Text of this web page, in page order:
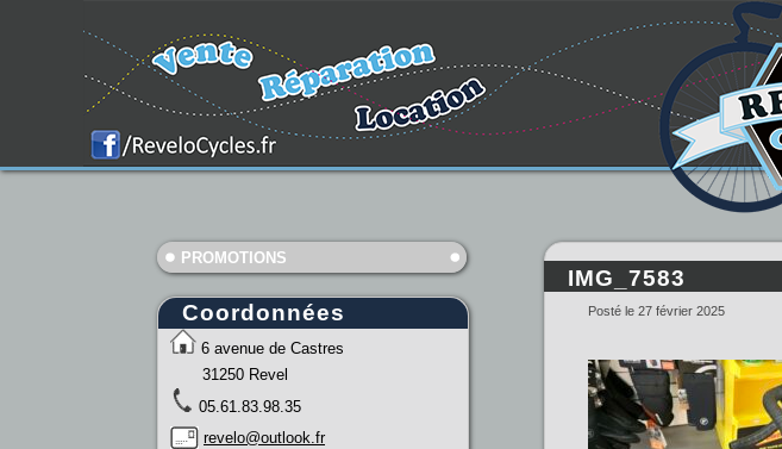
PROMOTIONS
Coordonnées
6 avenue de Castres
31250 Revel
05.61.83.98.35
revelo@outlook.fr
IMG_7583
Posté le 27 février 2025